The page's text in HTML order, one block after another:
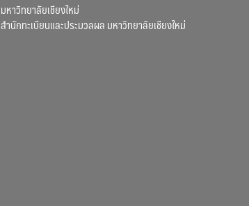
มหาวิทยาลัยเชียงใหม่
สำนักทะเบียนและประมวลผล มหาวิทยาลัยเชียงใหม่